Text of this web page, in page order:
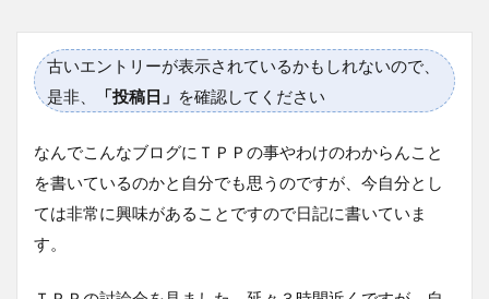
古いエントリーが表示されているかもしれないので、
是非、
「投稿日」 を確認してください
なんでこんなブログにＴＰＰの事やわけのわからんこと
を書いているのかと自分でも思うのですが、今自分とし
ては非常に興味があることですので日記に書いていま
す。